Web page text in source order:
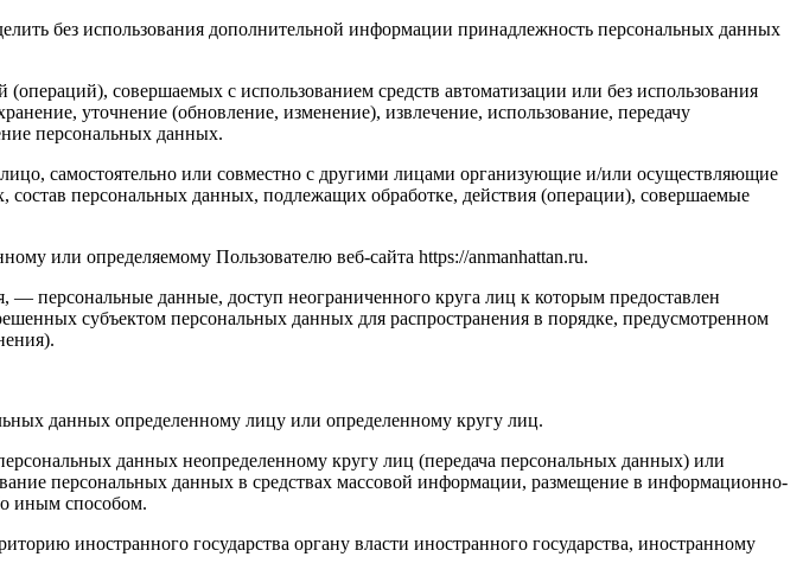
без использования дополнительной информации принадлежность персональных данных
совершаемых с использованием средств автоматизации или без использования
уточнение (обновление, изменение), извлечение, использование, передачу
персональных данных.
самостоятельно или совместно с другими лицами организующие и/или осуществляющие
персональных данных, подлежащих обработке, действия (операции), совершаемые
или определяемому Пользователю веб-сайта https://anmanhattan.ru.
персональные данные, доступ неограниченного круга лиц к которым предоставлен
субъектом персональных данных для распространения в порядке, предусмотренном
данных определенному лицу или определенному кругу лиц.
данных неопределенному кругу лиц (передача персональных данных) или
персональных данных в средствах массовой информации, размещение в информационно-
иным способом.
иностранного государства органу власти иностранного государства, иностранному